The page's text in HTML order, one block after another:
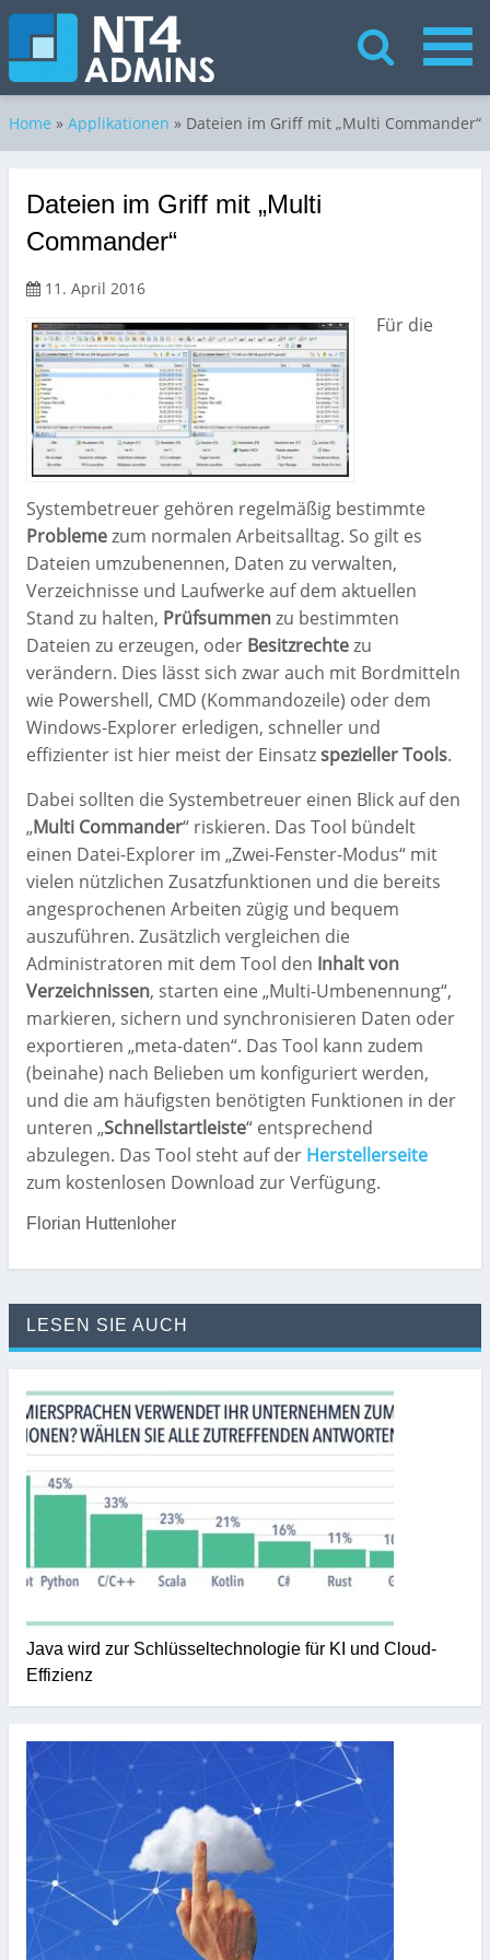
Home » Applikationen » Dateien im Griff mit „Multi Commander“
Dateien im Griff mit „Multi
Commander“
11. April 2016
Für die
Systembetreuer gehören regelmäßig bestimmte
Problemezum normalen Arbeitsalltag. So gilt es
Dateien umzubenennen, Daten zu verwalten,
Verzeichnisse und Laufwerke auf dem aktuellen
Stand zu halten, Prüfsummenzu bestimmten
Dateien zu erzeugen, oder Besitzrechtezu
verändern. Dies lässt sich zwar auch mit Bordmitteln
wie Powershell, CMD (Kommandozeile) oder dem
Windows-Explorer erledigen, schneller und
effizienter ist hier meist der Einsatz spezieller Tools.
Dabei sollten die Systembetreuer einen Blick auf den
„Multi Commander“ riskieren. Das Tool bündelt
einen Datei-Explorer im „Zwei-Fenster-Modus“ mit
vielen nützlichen Zusatzfunktionen und die bereits
angesprochenen Arbeiten zügig und bequem
auszuführen. Zusätzlich vergleichen die
Administratoren mit dem Tool den Inhalt von
Verzeichnissen, starten eine „Multi-Umbenennung“,
markieren, sichern und synchronisieren Daten oder
exportieren „meta-daten“. Das Tool kann zudem
(beinahe) nach Belieben um konfiguriert werden,
und die am häufigsten benötigten Funktionen in der
unteren „Schnellstartleiste“ entsprechend
abzulegen. Das Tool steht auf der Herstellerseite
zum kostenlosen Download zur Verfügung.
Florian Huttenloher
LESEN SIE AUCH
Java wird zur Schlüsseltechnologie für KI und Cloud-
Effizienz